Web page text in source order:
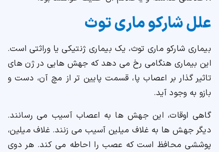
علل شارکو ماری توث
بیماری شارکو ماری توث، یک بیماری ژنتیکی یا وراثتی است.
این بیماری هنگامی رخ می دهد که جهش هایی در ژن های
تاثیر گذار بر اعصاب پا، قسمت پایین تر از مچ آن، دست و
بازو به وجود آید.
گاهی اوقات، این جهش ها به اعصاب آسیب می رسانند.
دیگر جهش ها به غلاف میلین آسیب می زنند. غلاف میلین،
پوششی محافظ است که عصب را احاطه می کند. هر دوی